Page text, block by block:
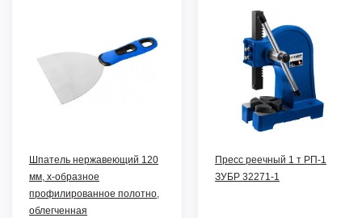
Шпатель нержавеющий 120
мм, х-образное
профилированное полотно,
облегченная
Пресс реечный 1 т РП-1
ЗУБР 32271-1